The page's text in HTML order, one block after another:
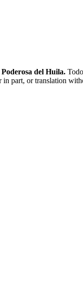
del Huila.
part, or translation